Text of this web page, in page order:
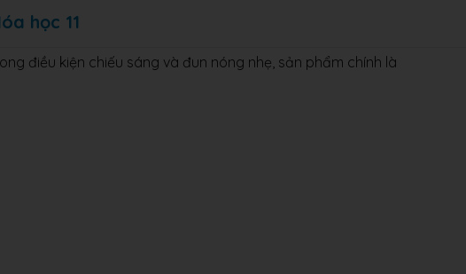
học 11
điều kiện chiếu sáng và đun nóng nhẹ, sản phẩm chính là